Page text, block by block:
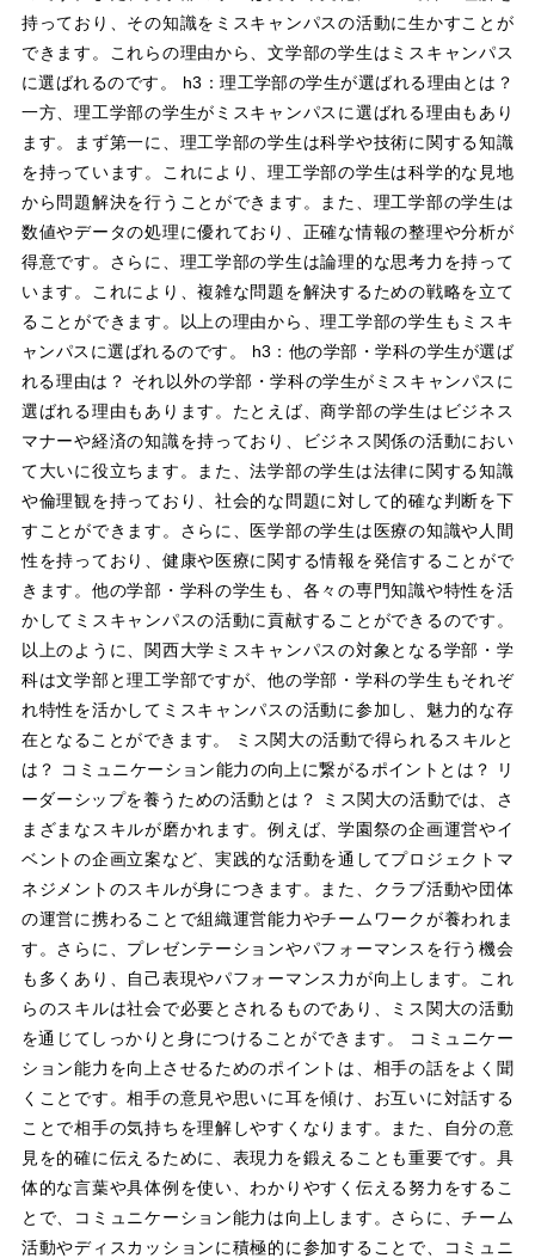
持っており、その知識をミスキャンパスの活動に生かすことが
できます。これらの理由から、文学部の学生はミスキャンパス
に選ばれるのです。 h3：理工学部の学生が選ばれる理由とは？
一方、理工学部の学生がミスキャンパスに選ばれる理由もあり
ます。まず第一に、理工学部の学生は科学や技術に関する知識
を持っています。これにより、理工学部の学生は科学的な見地
から問題解決を行うことができます。また、理工学部の学生は
数値やデータの処理に優れており、正確な情報の整理や分析が
得意です。さらに、理工学部の学生は論理的な思考力を持って
います。これにより、複雑な問題を解決するための戦略を立て
ることができます。以上の理由から、理工学部の学生もミスキ
ャンパスに選ばれるのです。 h3：他の学部・学科の学生が選ば
れる理由は？ それ以外の学部・学科の学生がミスキャンパスに
選ばれる理由もあります。たとえば、商学部の学生はビジネス
マナーや経済の知識を持っており、ビジネス関係の活動におい
て大いに役立ちます。また、法学部の学生は法律に関する知識
や倫理観を持っており、社会的な問題に対して的確な判断を下
すことができます。さらに、医学部の学生は医療の知識や人間
性を持っており、健康や医療に関する情報を発信することがで
きます。他の学部・学科の学生も、各々の専門知識や特性を活
かしてミスキャンパスの活動に貢献することができるのです。
以上のように、関西大学ミスキャンパスの対象となる学部・学
科は文学部と理工学部ですが、他の学部・学科の学生もそれぞ
れ特性を活かしてミスキャンパスの活動に参加し、魅力的な存
在となることができます。 ミス関大の活動で得られるスキルと
は？ コミュニケーション能力の向上に繋がるポイントとは？ リ
ーダーシップを養うための活動とは？ ミス関大の活動では、さ
まざまなスキルが磨かれます。例えば、学園祭の企画運営やイ
ベントの企画立案など、実践的な活動を通してプロジェクトマ
ネジメントのスキルが身につきます。また、クラブ活動や団体
の運営に携わることで組織運営能力やチームワークが養われま
す。さらに、プレゼンテーションやパフォーマンスを行う機会
も多くあり、自己表現やパフォーマンス力が向上します。これ
らのスキルは社会で必要とされるものであり、ミス関大の活動
を通じてしっかりと身につけることができます。 コミュニケー
ション能力を向上させるためのポイントは、相手の話をよく聞
くことです。相手の意見や思いに耳を傾け、お互いに対話する
ことで相手の気持ちを理解しやすくなります。また、自分の意
見を的確に伝えるために、表現力を鍛えることも重要です。具
体的な言葉や具体例を使い、わかりやすく伝える努力をするこ
とで、コミュニケーション能力は向上します。さらに、チーム
活動やディスカッションに積極的に参加することで、コミュニ